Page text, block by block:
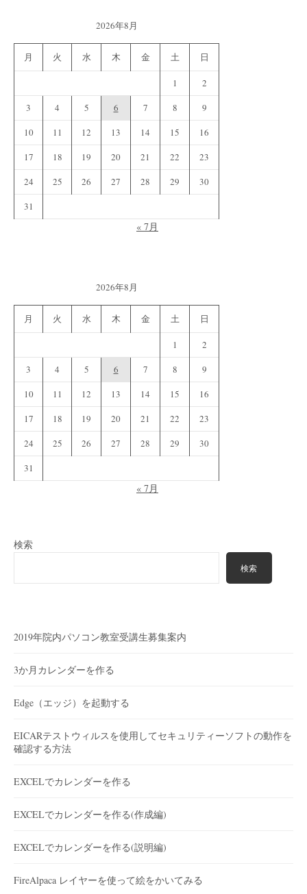
2026年8月
月 火 水 木 金 土 日
1
2
3
4 5 6 7 8
9
10
11 12 13 14 15
16
17
18 19 20 21 22
23
24
25 26 27 28 29
30
31
« 7月
2026年8月
月 火 水 木 金 土 日
1
2
3
4 5 6 7 8
9
10
11 12 13 14 15
16
17
18 19 20 21 22
23
24
25 26 27 28 29
30
31
« 7月
検索
検索
2019年院内パソコン教室受講生募集案内
3か月カレンダーを作る
Edge（エッジ）を起動する
EICARテストウィルスを使用してセキュリティーソフトの動作を
確認する方法
EXCELでカレンダーを作る
EXCELでカレンダーを作る(作成編)
EXCELでカレンダーを作る(説明編)
FireAlpaca レイヤーを使って絵をかいてみる